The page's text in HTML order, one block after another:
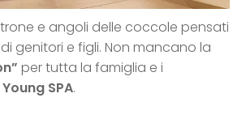
e angoli delle coccole pensati
genitori e figli. Non mancano la
per tutta la famiglia e i
Young SPA.